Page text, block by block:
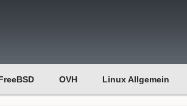
OVH Linux Allgemein